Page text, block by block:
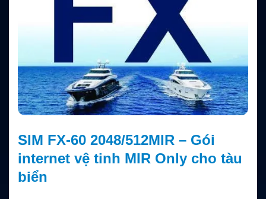
SIM FX-60 2048/512MIR – Gói
internet vệ tinh MIR Only cho tàu
biển